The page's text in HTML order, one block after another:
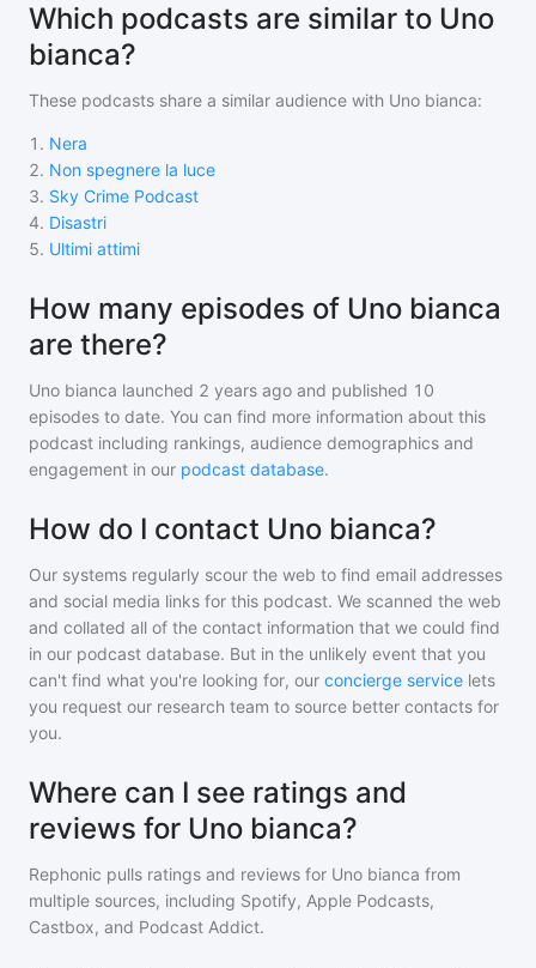
Which podcasts are similar to Uno
bianca?
These podcasts share a similar audience with Uno bianca:
1 . Nera
2. Non spegnere la luce
3. Sky Crime Podcast
4. Disastri
5. Ultimi attimi
How many episodes of Uno bianca
are there?
Uno bianca launched 2 years ago and published 10
episodes to date. You can find more information about this
podcast including rankings, audience demographics and
engagement in our podcast database.
How do I contact Uno bianca?
Our systems regularly scour the web to find email addresses
and social media links for this podcast. We scanned the web
and collated all of the contact information that we could find
in our podcast database. But in the unlikely event that you
can't find what you're looking for, our concierge service lets
you request our research team to source better contacts for
you.
Where can I see ratings and
reviews for Uno bianca?
Rephonic pulls ratings and reviews for Uno bianca from
multiple sources, including Spotify, Apple Podcasts,
Castbox, and Podcast Addict.